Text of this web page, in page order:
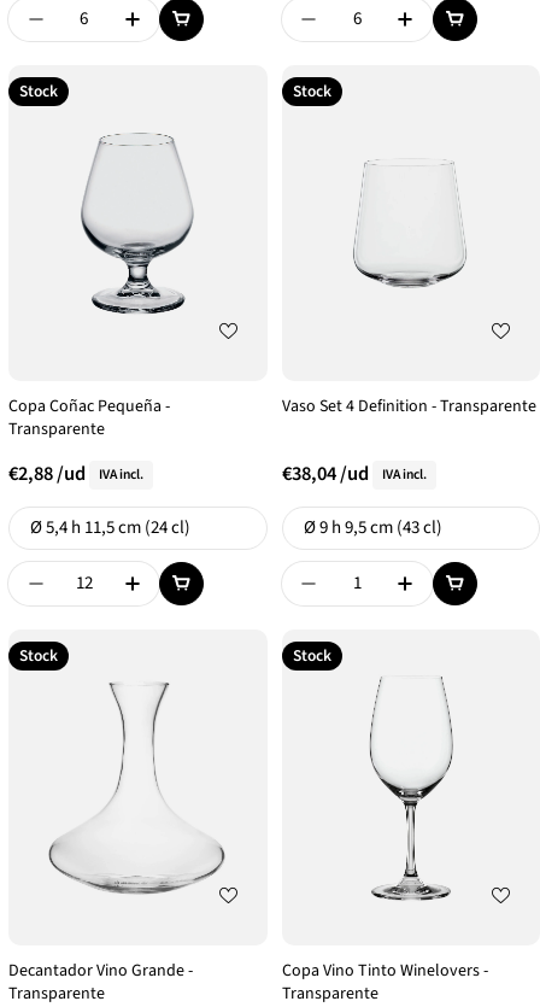
Disminuir Cantidad De {{ Product }}
Aumentar Cantidad De {{ Product }}
Disminuir Cantidad De
Aumentar
Stock
Copa Coñac Pequeña -
Transparente
€2,88/ud IVA incl.
Formato
Ø 5,4 h 11,5 cm (24 cl)
Disminuir Cantidad De {{ Product }}
Aumentar Cantidad De {{ Product }}
Stock
Vaso Set 4 Definition - Transparente
€38,04/ud IVA incl.
Formato
Ø 9 h 9,5 cm (43 cl)
Disminuir Cantidad De
Aumentar
Stock
Decantador Vino Grande -
Transparente
Stock
Copa Vino Tinto Winelovers -
Transparente